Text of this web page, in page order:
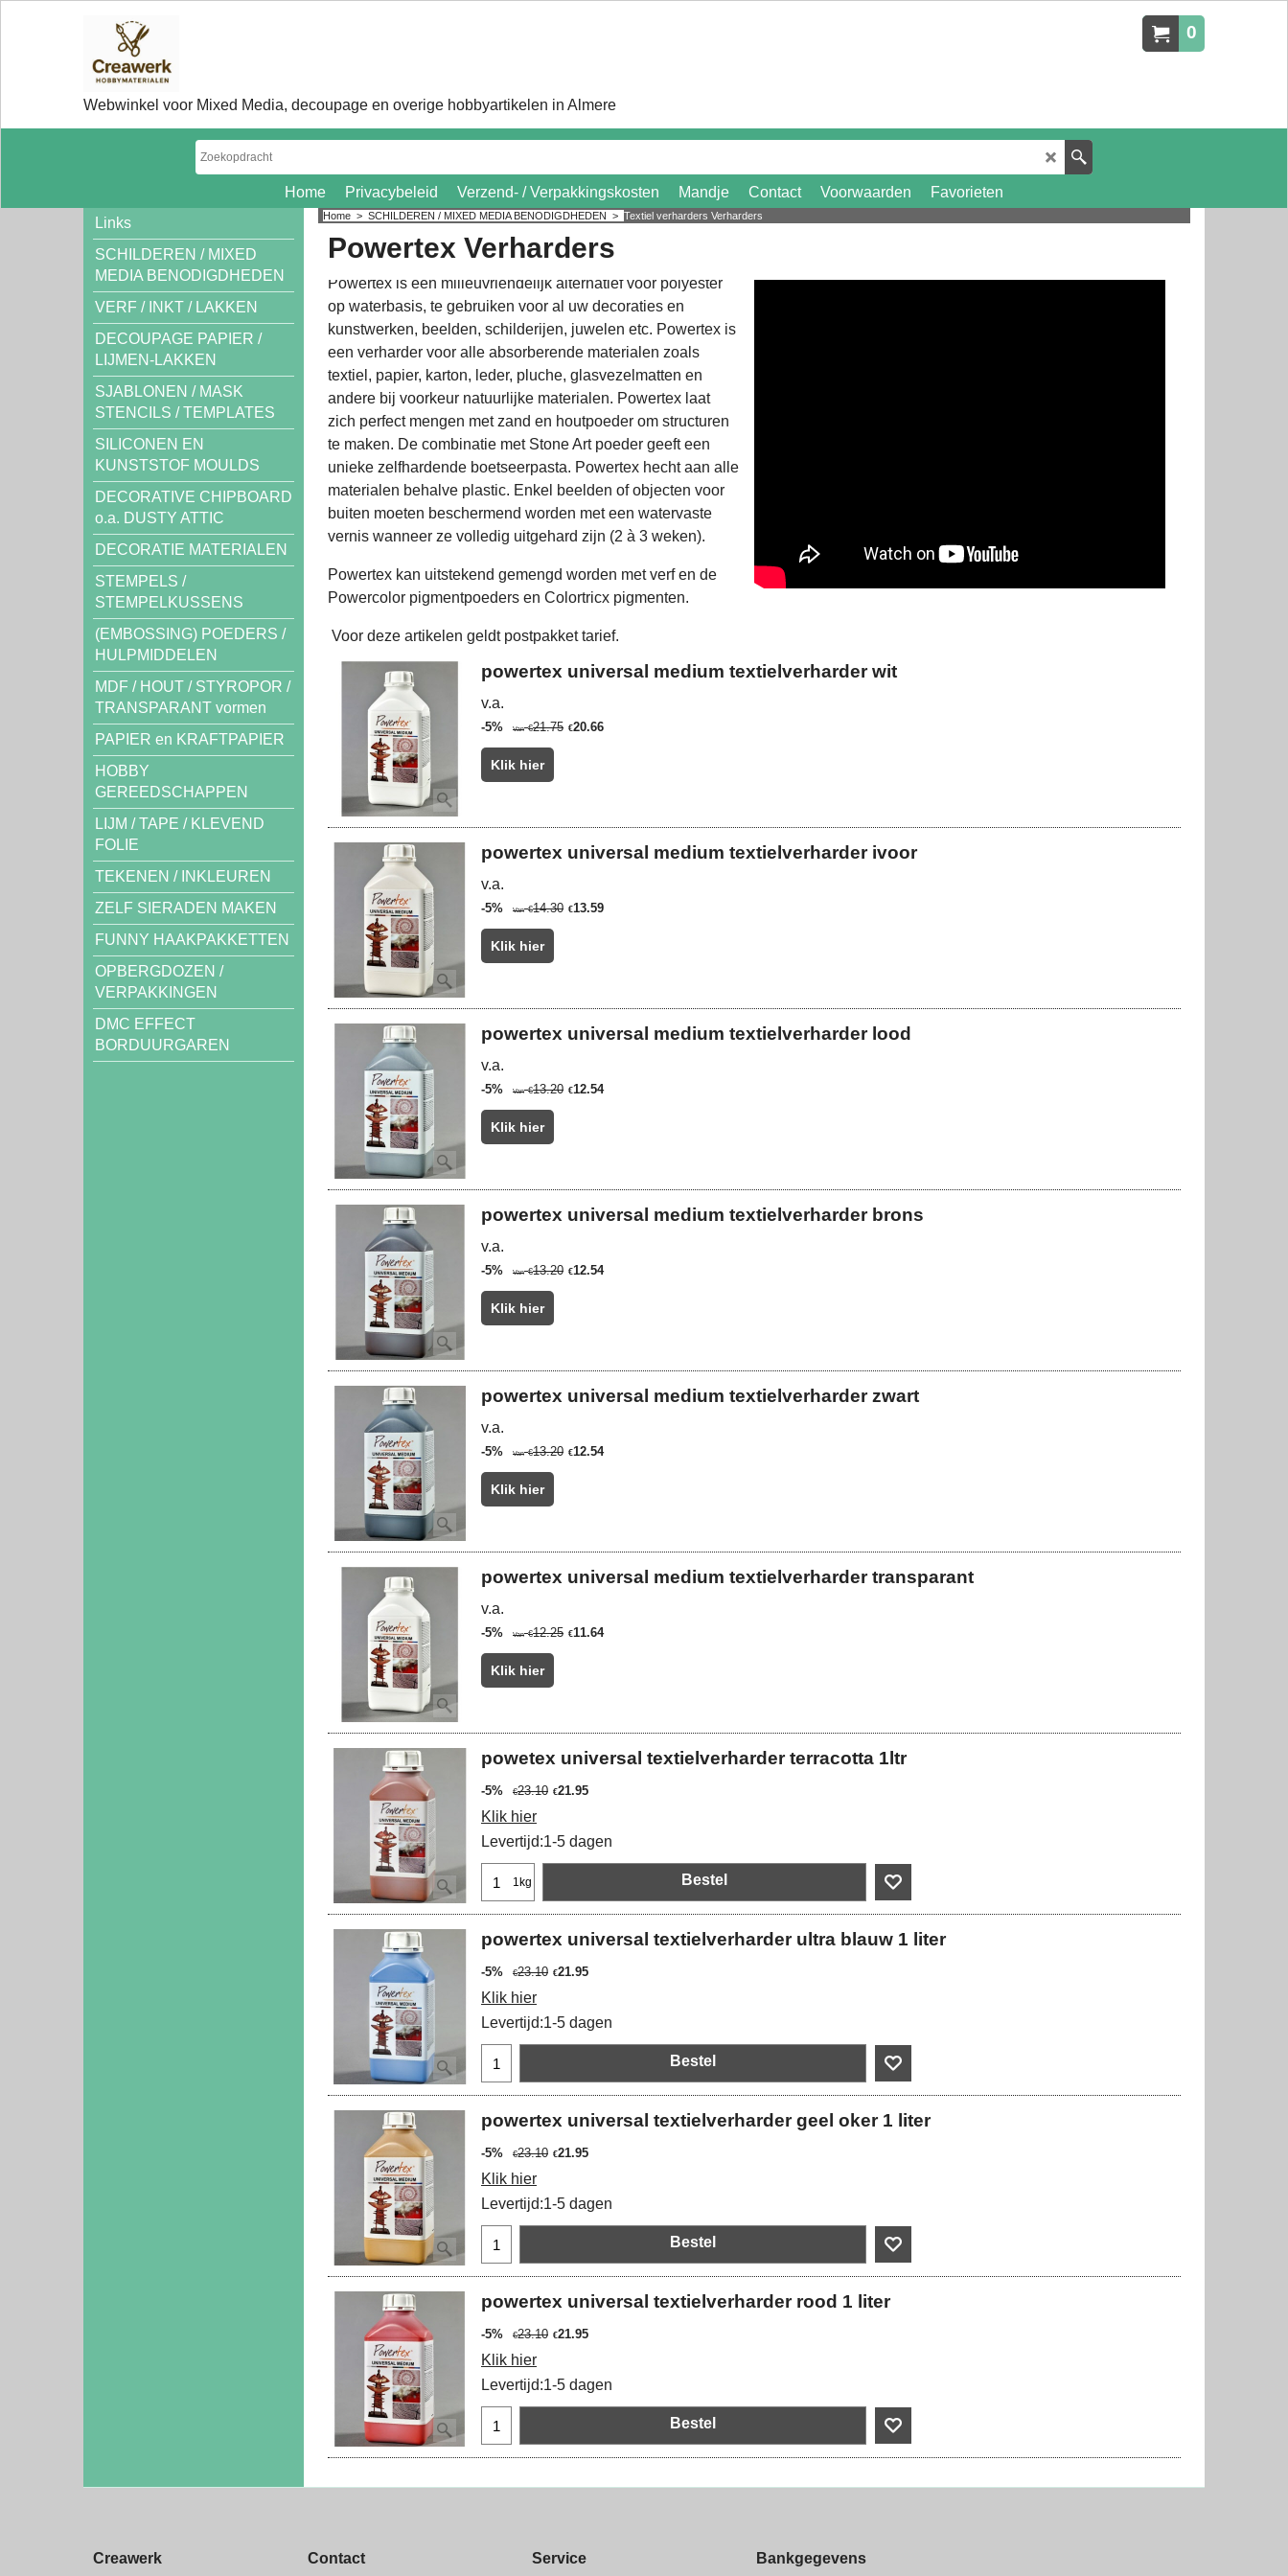
0
Webwinkel voor Mixed Media, decoupage en overige hobbyartikelen in Almere
Home Privacybeleid Verzend- / Verpakkingskosten Mandje Contact Voorwaarden
Favorieten
Links
SCHILDEREN / MIXED
MEDIA BENODIGDHEDEN
VERF / INKT / LAKKEN
DECOUPAGE PAPIER /
LIJMEN-LAKKEN
SJABLONEN / MASK
STENCILS / TEMPLATES
SILICONEN EN
KUNSTSTOF MOULDS
DECORATIVE CHIPBOARD
o.a. DUSTY ATTIC
DECORATIE MATERIALEN
STEMPELS /
STEMPELKUSSENS
(EMBOSSING) POEDERS /
HULPMIDDELEN
MDF / HOUT / STYROPOR /
TRANSPARANT vormen
PAPIER en KRAFTPAPIER
HOBBY
GEREEDSCHAPPEN
LIJM / TAPE / KLEVEND
FOLIE
TEKENEN / INKLEUREN
ZELF SIERADEN MAKEN
FUNNY HAAKPAKKETTEN
OPBERGDOZEN /
VERPAKKINGEN
DMC EFFECT
BORDUURGAREN
Home > SCHILDEREN / MIXED MEDIA BENODIGDHEDEN > Textiel verharders Verharders
Powertex Verharders
Powertex is een milieuvriendelijk alternatief voor polyester
op waterbasis, te gebruiken voor al uw decoraties en
kunstwerken, beelden, schilderijen, juwelen etc. Powertex is
een verharder voor alle absorberende materialen zoals
textiel, papier, karton, leder, pluche, glasvezelmatten en
andere bij voorkeur natuurlijke materialen. Powertex laat
zich perfect mengen met zand en houtpoeder om structuren
te maken. De combinatie met Stone Art poeder geeft een
unieke zelfhardende boetseerpasta. Powertex hecht aan alle
materialen behalve plastic. Enkel beelden of objecten voor
buiten moeten beschermend worden met een watervaste
vernis wanneer ze volledig uitgehard zijn (2 à 3 weken).
Powertex kan uitstekend gemengd worden met verf en de
Powercolor pigmentpoeders en Colortricx pigmenten.
Voor deze artikelen geldt postpakket tarief.
powertex universal medium textielverharder wit
v.a.
-5% Van €21.75 €20.66
Klik hier
powertex universal medium textielverharder ivoor
v.a.
-5% Van €14.30 €13.59
Klik hier
powertex universal medium textielverharder lood
v.a.
-5% Van €13.20 €12.54
Klik hier
powertex universal medium textielverharder brons
v.a.
-5% Van €13.20 €12.54
Klik hier
powertex universal medium textielverharder zwart
v.a.
-5% Van €13.20 €12.54
Klik hier
powertex universal medium textielverharder transparant
v.a.
-5% Van €12.25 €11.64
Klik hier
powetex universal textielverharder terracotta 1ltr
-5% €23.10 €21.95
Klik hier
Levertijd:1-5 dagen
1kg Bestel
powertex universal textielverharder ultra blauw 1 liter
-5% €23.10 €21.95
Klik hier
Levertijd:1-5 dagen
Bestel
powertex universal textielverharder geel oker 1 liter
-5% €23.10 €21.95
Klik hier
Levertijd:1-5 dagen
Bestel
powertex universal textielverharder rood 1 liter
-5% €23.10 €21.95
Klik hier
Levertijd:1-5 dagen
Bestel
Creawerk Contact Service Bankgegevens